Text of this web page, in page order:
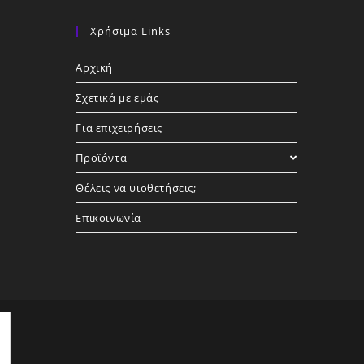
Χρήσιμα Links
Αρχική
Σχετικά με εμάς
Για επιχειρήσεις
Προϊόντα
Θέλεις να υιοθετήσεις;
Επικοινωνία